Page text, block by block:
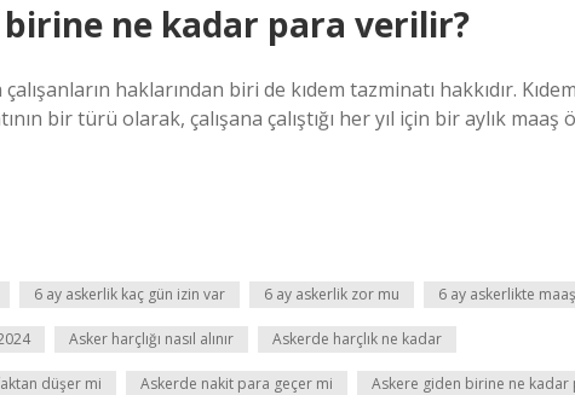
ne kadar para verilir?
haklarından biri de kıdem tazminatı hakkıdır.
bir türü olarak, çalışana çalıştığı her yıl için bir aylık maaş
6 ay askerlik kaç gün izin var 6 ay askerlik zor mu 6 ay askerlikte
Asker harçlığı nasıl alınır Askerde harçlık ne kadar
düşer mi Askerde nakit para geçer mi Askere giden birine ne